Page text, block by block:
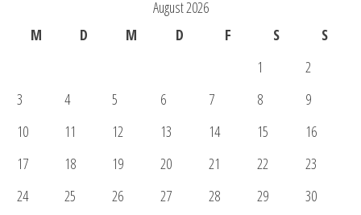
August 2026
M
D M D F S
S
1
2
3
4 5 6 7 8
9
10
11 12 13 14 15
16
17
18 19 20 21 22
23
24
25 26 27 28 29
30